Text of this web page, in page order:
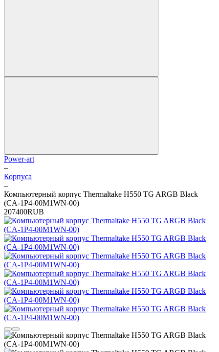
Power-art
–
Корпуса
–
Компьютерный корпус Thermaltake H550 TG ARGB Black
(CA-1P4-00M1WN-00)
207400RUB